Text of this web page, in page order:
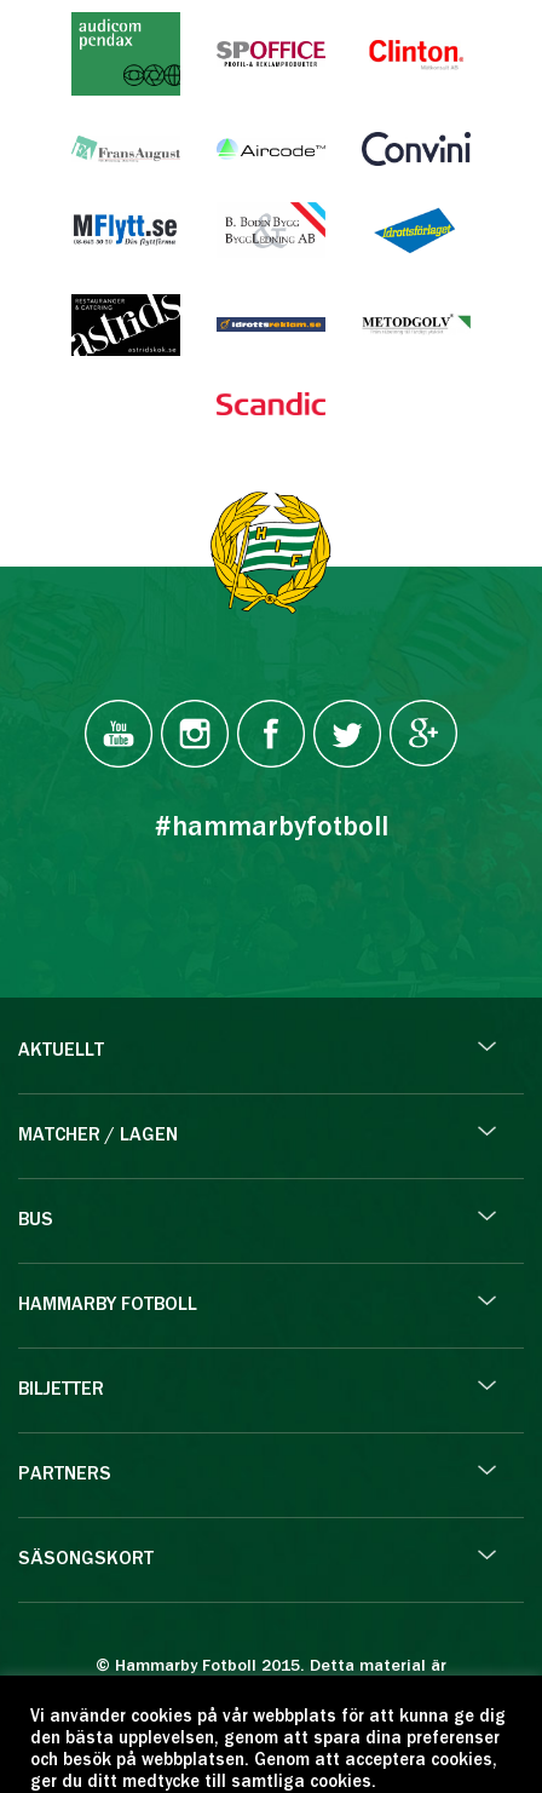
#hammarbyfotboll
AKTUELLT
MATCHER / LAGEN
BUS
HAMMARBY FOTBOLL
BILJETTER
PARTNERS
SÄSONGSKORT
© Hammarby Fotboll 2015. Detta material är
Eftertryck eller annan kopiering är förbjuden.
Citera oss gärna men ange källan:
www.hammarbyfotboll.se. Ansvarig utgivare:
Vi använder cookies på vår webbplats för att kunna ge dig
den bästa upplevelsen, genom att spara dina preferenser
och besök på webbplatsen. Genom att acceptera cookies,
ger du ditt medtycke till samtliga cookies.